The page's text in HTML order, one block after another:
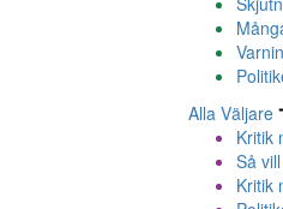
Alla Väljare
Kritik
Så
Kritik